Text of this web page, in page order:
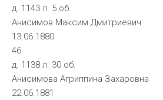
д. 1143 л. 5 об.
Анисимов Максим Дмитриевич
13.06.1880
46
д. 1138 л. 30 об.
Анисимова Агриппина Захаровна
22.06.1881